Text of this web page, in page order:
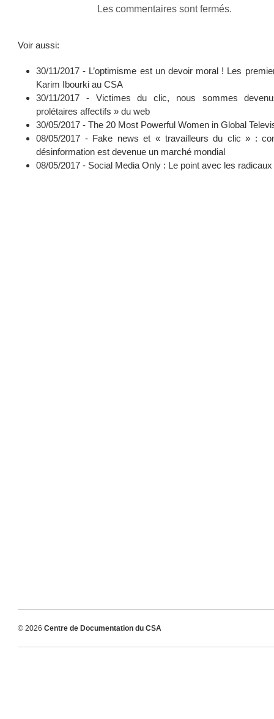
Les commentaires sont fermés.
Voir aussi:
30/11/2017 - L’optimisme est un devoir moral ! Les
Karim Ibourki au CSA
30/11/2017 - Victimes du clic, nous sommes
prolétaires affectifs » du web
30/05/2017 - The 20 Most Powerful Women in Global
08/05/2017 - Fake news et « travailleurs du clic » :
désinformation est devenue un marché mondial
08/05/2017 - Social Media Only : Le point avec les radicaux
© 2026 Centre de Documentation du CSA